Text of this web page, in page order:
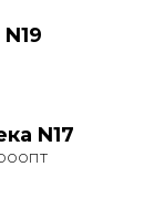
N17